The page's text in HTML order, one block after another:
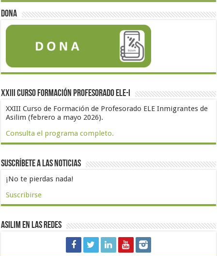
Dona
XXIII Curso formación profesorado ELE-I
XXIII Curso de Formación de Profesorado ELE Inmigrantes de
Asilim (febrero a mayo 2026).
Consulta el programa completo.
Suscríbete a las noticias
¡No te pierdas nada!
Suscribirse
Asilim en las redes